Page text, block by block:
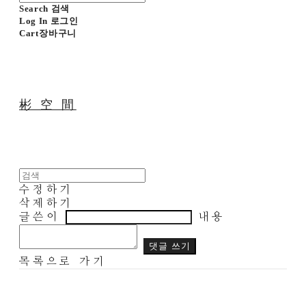
Search 검색
Log In 로그인
Cart장바구니
彬 空 間
수정하기
삭제하기
글쓴이
내용
댓글 쓰기
목록으로 가기